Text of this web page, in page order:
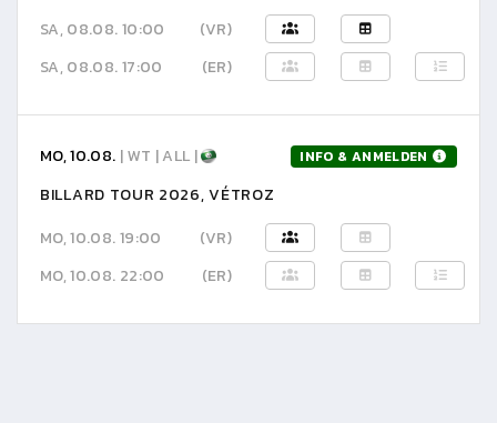
SA, 08.08. 10:00
(VR)
SA, 08.08. 17:00
(ER)
MO, 10.08. | WT | ALL | INFO & ANMELDEN
BILLARD TOUR 2026, VÉTROZ
MO, 10.08. 19:00
(VR)
MO, 10.08. 22:00
(ER)